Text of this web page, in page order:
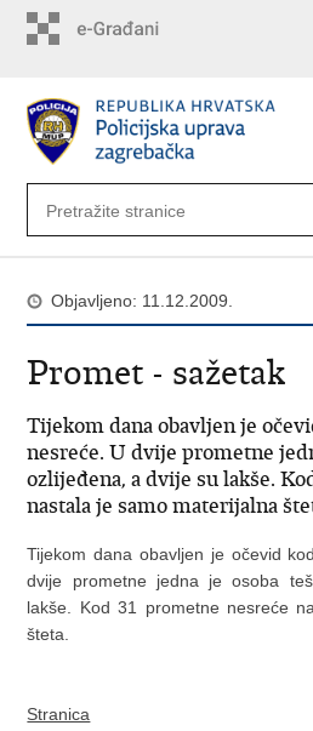
Objavljeno: 11.12.2009.
Promet - sažetak
Tijekom dana obavljen je
nesreće. U dvije prometne
ozlijeđena, a dvije su lakše.
nastala je samo materijalna
Tijekom dana obavljen je očevid
dvije prometne jedna je osoba
lakše. Kod 31 prometne nesreće
šteta.
Stranica